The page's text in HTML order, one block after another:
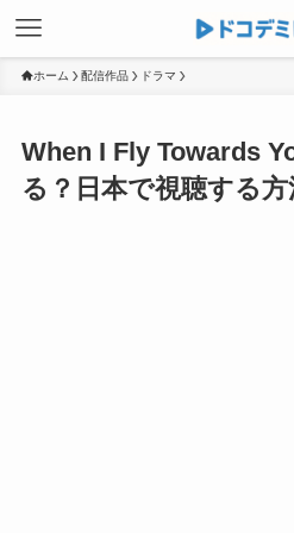
ホーム 配信作品 ドラマ
When I Fly Towards
る？日本で視聴する